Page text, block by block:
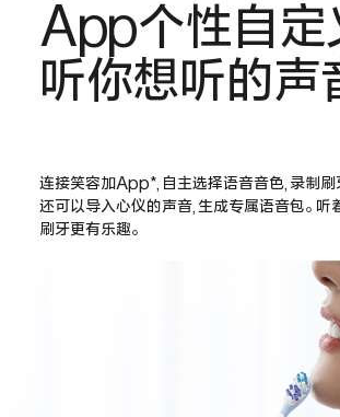
App个性自定
听你想听的声
连接笑容加App*,自主选择语音音色,录制刷
还可以导入心仪的声音,生成专属语音包。听
刷牙更有乐趣。